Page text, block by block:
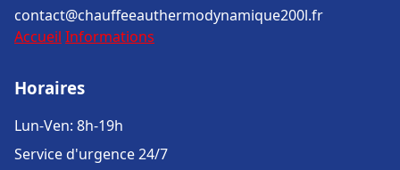
contact@chauffeeauthermodynamique200l.fr
Accueil Informations
Horaires
Lun-Ven: 8h-19h
Service d'urgence 24/7